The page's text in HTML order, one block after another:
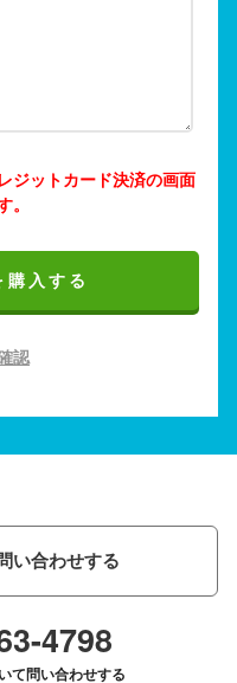
ジットカード決済の画面
購入する
認
い合わせする
4798
て問い合わせする